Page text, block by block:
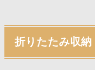
折りたたみ収納